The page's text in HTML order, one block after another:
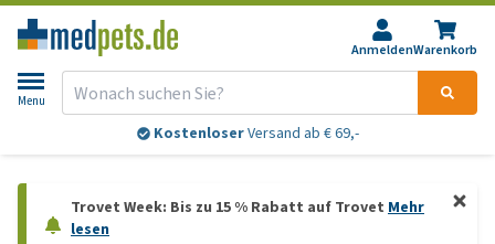
AnmeldenWarenkorb
Menu
KostenloserVersand ab € 69,-
Trovet Week: Bis zu 15 % Rabatt auf Trovet Mehr
lesen